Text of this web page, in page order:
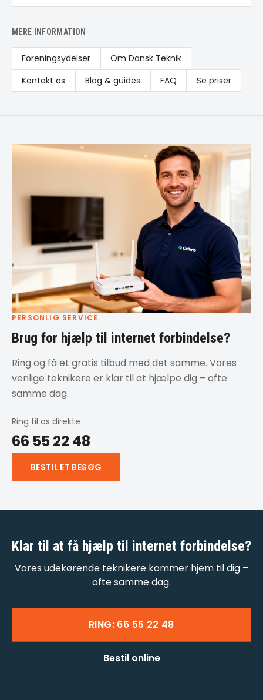
MERE INFORMATION
Foreningsydelser
Om Dansk Teknik
Kontakt os
Blog & guides FAQ Se priser
PERSONLIG SERVICE
Brug for hjælp til internet forbindelse?
Ring og få et gratis tilbud med det samme. Vores
venlige teknikere er klar til at hjælpe dig – ofte
samme dag.
Ring til os direkte
66 55 22 48
BESTIL ET BESØG
Klar til at få hjælp til internet forbindelse?
Vores udekørende teknikere kommer hjem til dig –
ofte samme dag.
RING: 66 55 22 48
Bestil online